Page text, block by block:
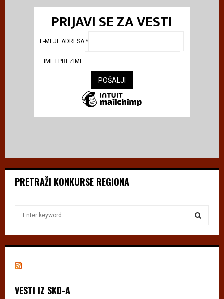
PRIJAVI SE ZA VESTI
E-MEJL ADRESA*
IME I PREZIME
PRETRAŽI KONKURSE REGIONA
h
r
S
VESTI IZ SKD-A